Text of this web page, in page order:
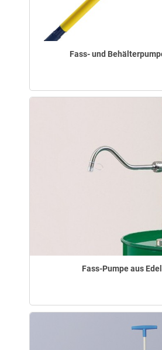
Fass- und
Fass-Pumpe aus